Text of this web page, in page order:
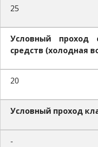
25
Условный
средств (холодная
20
Условный проход
-